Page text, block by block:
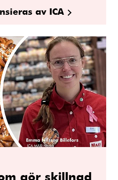
av ICA
gör skillnad